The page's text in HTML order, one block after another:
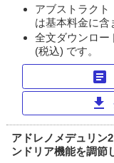
アブストラクト
は基本料金に含
全文ダウンロー
(税込) です。
article
download
アドレノメデュリン
ンドリア機能を調節